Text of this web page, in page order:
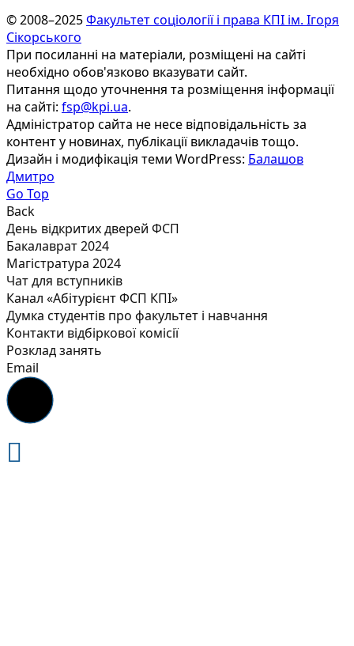
© 2008–2025Факультет соціології і права КПІ ім. Ігоря
Сікорського
При посиланні на матеріали, розміщені на сайті
необхідно обов'язково вказувати сайт.
Питання щодо уточнення та розміщення інформації
на сайті: fsp@kpi.ua.
Адміністратор сайта не несе відповідальність за
контент у новинах, публікації викладачів тощо.
Дизайн і модифікація теми WordPress: Балашов
Дмитро
Go Top
Back
День відкритих дверей ФСП
Бакалаврат 2024
Магістратура 2024
Чат для вступників
Канал «Абітурієнт ФСП КПІ»
Думка студентів про факультет і навчання
Контакти відбіркової комісії
Розклад занять
Email